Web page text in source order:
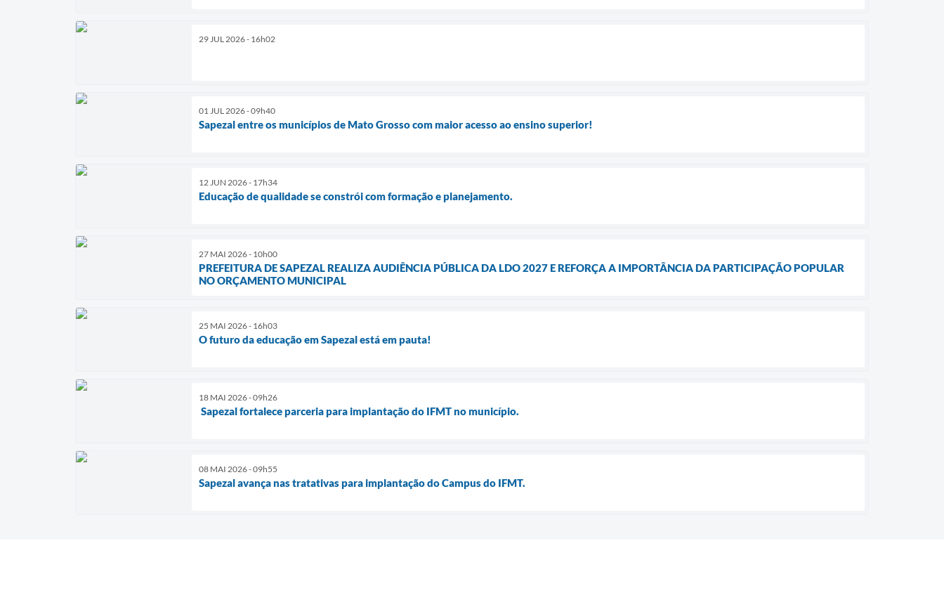
29 JUL 2026 - 16h02
01 JUL 2026 - 09h40
Sapezal entre os municípios de Mato Grosso com maior acesso ao ensino superior!
12 JUN 2026 - 17h34
Educação de qualidade se constrói com formação e planejamento.
27 MAI 2026 - 10h00
PREFEITURA DE SAPEZAL REALIZA AUDIÊNCIA PÚBLICA DA LDO 2027 E REFORÇA A IMPORTÂNCIA DA PARTICIPAÇÃO POPULAR
NO ORÇAMENTO MUNICIPAL
25 MAI 2026 - 16h03
O futuro da educação em Sapezal está em pauta!
18 MAI 2026 - 09h26
Sapezal fortalece parceria para implantação do IFMT no município.
08 MAI 2026 - 09h55
Sapezal avança nas tratativas para implantação do Campus do IFMT.